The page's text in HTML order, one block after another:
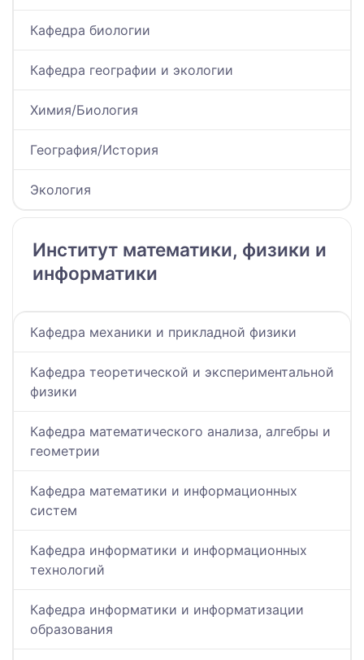
Кафедра биологии
Кафедра географии и экологии
Химия/Биология
География/История
Экология
Институт математики, физики и
информатики
Кафедра механики и прикладной физики
Кафедра теоретической и экспериментальной
физики
Кафедра математического анализа, алгебры и
геометрии
Кафедра математики и информационных
систем
Кафедра информатики и информационных
технологий
Кафедра информатики и информатизации
образования